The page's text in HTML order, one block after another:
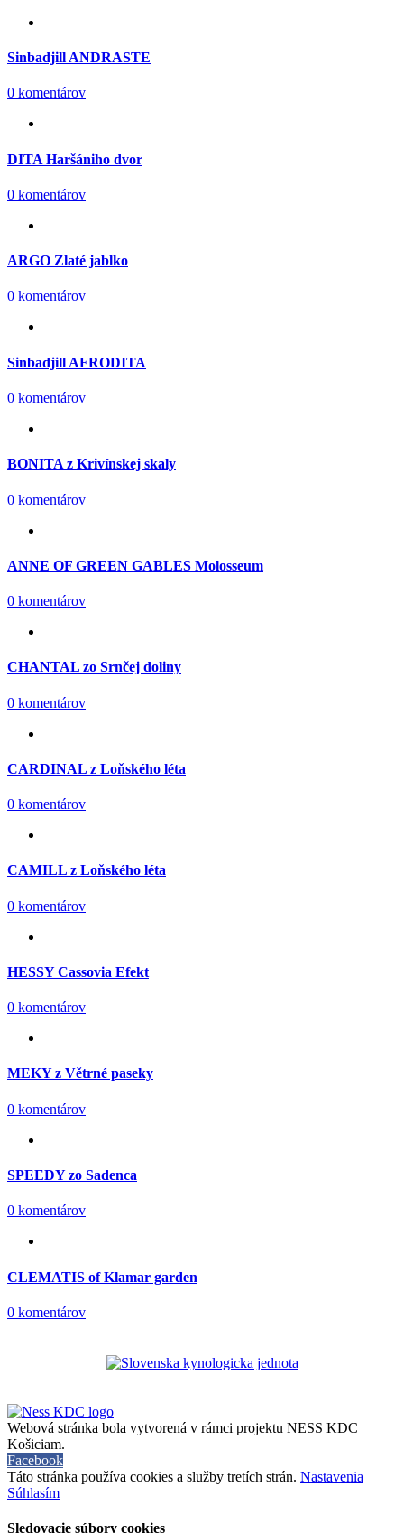
Sinbadjill ANDRASTE
0 komentárov
DITA Haršániho dvor
0 komentárov
ARGO Zlaté jablko
0 komentárov
Sinbadjill AFRODITA
0 komentárov
BONITA z Krivínskej skaly
0 komentárov
ANNE OF GREEN GABLES Molosseum
0 komentárov
CHANTAL zo Srnčej doliny
0 komentárov
CARDINAL z Loňského léta
0 komentárov
CAMILL z Loňského léta
0 komentárov
HESSY Cassovia Efekt
0 komentárov
MEKY z Větrné paseky
0 komentárov
SPEEDY zo Sadenca
0 komentárov
CLEMATIS of Klamar garden
0 komentárov
Webová stránka bola vytvorená v rámci projektu NESS KDC
Košiciam.
Facebook
Táto stránka používa cookies a služby tretích strán. Nastavenia
Súhlasím
Sledovacie súbory cookies